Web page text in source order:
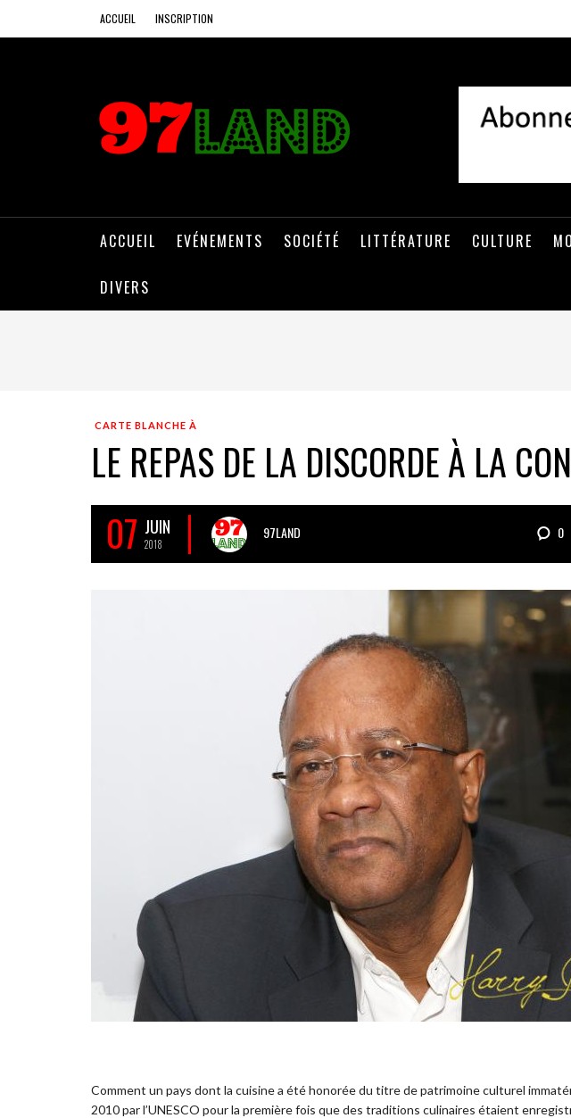
ACCUEIL INSCRIPTION
ACCUEIL EVÉNEMENTS SOCIÉTÉ LITTÉRATURE CULTURE
DIVERS
CARTE BLANCHE À
LE REPAS DE LA DISCORDE À LA
07 JUIN
2018
97LAND 0
Comment un pays dont la cuisine a été honorée du titre de patrimoine culturel
2010 par l’UNESCO pour la première fois que des traditions culinaires étaient